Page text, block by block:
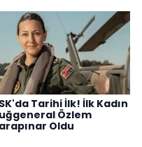
Tarihi İlk! İlk Kadın
Özlem
Oldu